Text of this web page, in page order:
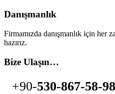
Danışmanlık
Firmamızda danışmanlık için her
hazırız.
Bize Ulaşın…
+90-530-867-58-98